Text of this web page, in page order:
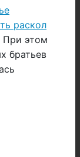
раскол
При этом
братьев